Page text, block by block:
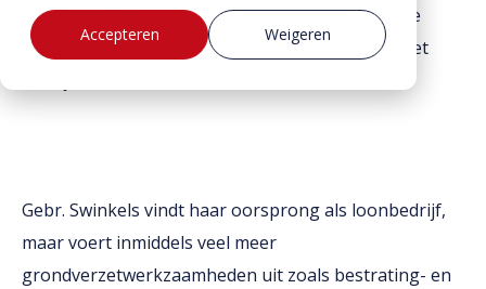
Accepteren
Weigeren
Bestekservice
Bloktraptreden
Waterkeringen
Duurzaamheid
MVO
een inwendige hoekoplossing 90° geleverd. Deze
keerwanden dienen als terreinafscheiding van het
Gebr. Swinkels vindt haar oorsprong als loonbedrijf,
maar voert inmiddels veel meer
grondverzetwerkzaamheden uit zoals bestrating- en